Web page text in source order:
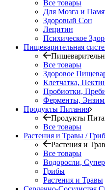
Все товары
Для Мозга и
Здоровый Сон
Лецитин
Психическое
Пищеварительная
Все товары
Здоровое
Клетчатка,
Пробиотки,
Ферменты,
Продукты Питания
Продукты
Все товары
Растения и Травы /
Растения и
Все товары
Водоросли,
Грибы
Растения и Травы